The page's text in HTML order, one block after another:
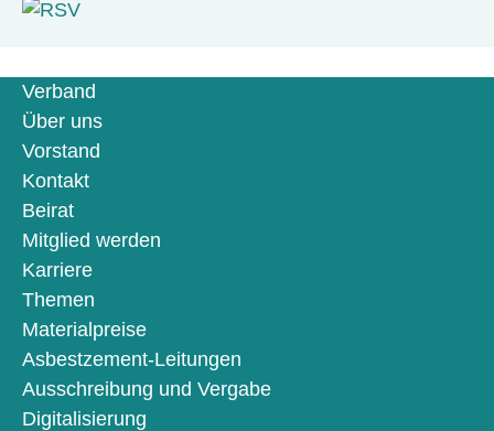
Verband
Über uns
Vorstand
Kontakt
Beirat
Mitglied werden
Karriere
Themen
Materialpreise
Asbestzement-Leitungen
Ausschreibung und Vergabe
Digitalisierung